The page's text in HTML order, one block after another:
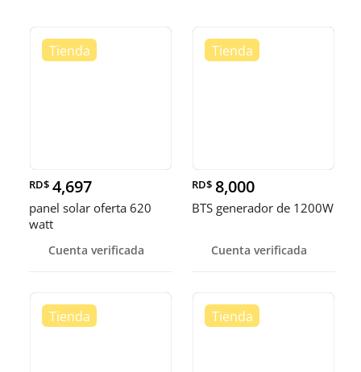
RD$ 4,697
panel solar oferta 620
watt
Cuenta verificada
RD$ 8,000
BTS generador de 1200W
Cuenta verificada